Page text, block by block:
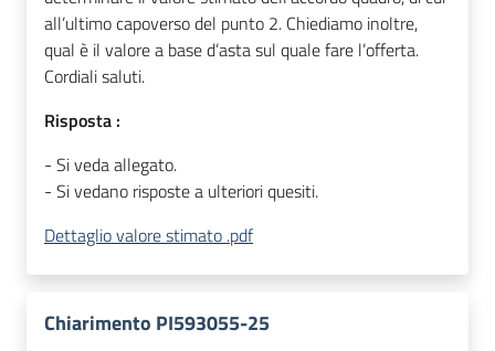
all’ultimo capoverso del punto 2. Chiediamo inoltre,
qual è il valore a base d’asta sul quale fare l’offerta.
Cordiali saluti.
Risposta :
- Si veda allegato.
- Si vedano risposte a ulteriori quesiti.
Dettaglio valore stimato .pdf
Chiarimento PI593055-25